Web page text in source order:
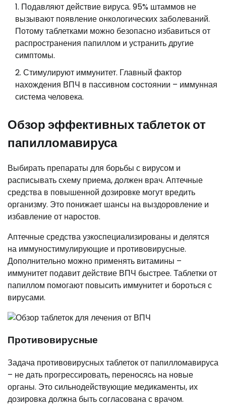
Подавляют действие вируса. 95% штаммов не
вызывают появление онкологических заболеваний.
Потому таблетками можно безопасно избавиться от
распространения папиллом и устранить другие
симптомы.
Стимулируют иммунитет. Главный фактор
нахождения ВПЧ в пассивном состоянии – иммунная
система человека.
Обзор эффективных таблеток от
папилломавируса
Выбирать препараты для борьбы с вирусом и
расписывать схему приема, должен врач. Аптечные
средства в повышенной дозировке могут вредить
организму. Это понижает шансы на выздоровление и
избавление от наростов.
Аптечные средства узкоспециализированы и делятся
на иммуностимулирующие и противовирусные.
Дополнительно можно применять витамины –
иммунитет подавит действие ВПЧ быстрее. Таблетки от
папиллом помогают повысить иммунитет и бороться с
вирусами.
Противовирусные
Задача противовирусных таблеток от папилломавируса
– не дать прогрессировать, переносясь на новые
органы. Это сильнодействующие медикаменты, их
дозировка должна быть согласована с врачом.